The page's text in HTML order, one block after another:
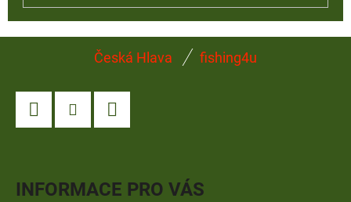
Česká Hlava fishing4u
INFORMACE PRO VÁS